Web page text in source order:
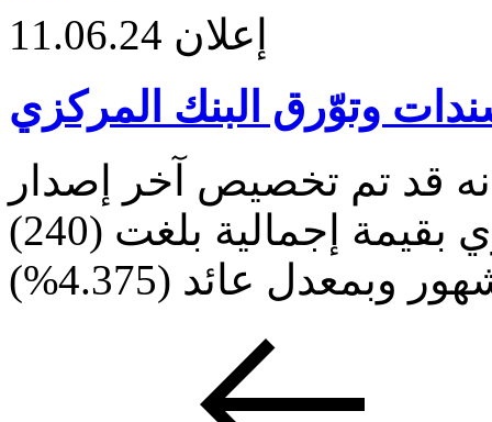
11.06.24 إعلان
وتوّرق البنك المركزي
قد تم تخصيص آخر إصدار
لسندات وتوّرق البنك المركزي بقيمة إجمالية بلغت (240)